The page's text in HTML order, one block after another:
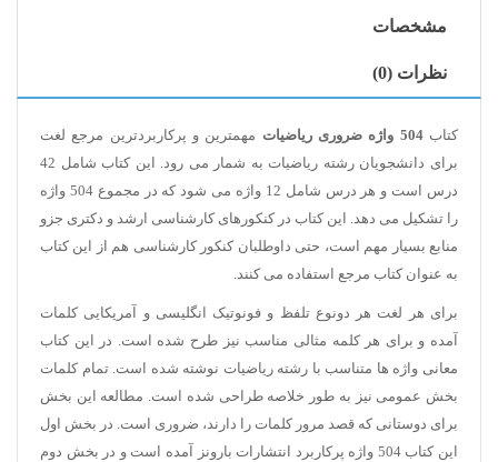
مشخصات
نظرات (0)
کتاب504 واژه ضروری ریاضیات
مهمترین و پرکاربردترین مرجع لغت
برای دانشجویان رشته ریاضیات به شمار می رود. این کتاب شامل 42
درس است و هر درس شامل 12 واژه می شود که در مجموع 504 واژه
را تشکیل می دهد. این کتاب در کنکورهای کارشناسی ارشد و دکتری جزو
منابع بسیار مهم است، حتی داوطلبان کنکور کارشناسی هم از این کتاب
به عنوان کتاب مرجع استفاده می کنند.
برای هر لغت هر دونوع تلفظ و فونوتیک انگلیسی و آمریکایی کلمات
آمده و برای هر کلمه مثالی مناسب نیز طرح شده است. در این کتاب
معانی واژه ها متناسب با رشته ریاضیات نوشته شده است. تمام کلمات
بخش عمومی نیز به طور خلاصه طراحی شده است. مطالعه این بخش
برای دوستانی که قصد مرور کلمات را دارند، ضروری است. در بخش اول
این کتاب 504 واژه پرکاربرد انتشارات بارونز آمده است و در بخش دوم